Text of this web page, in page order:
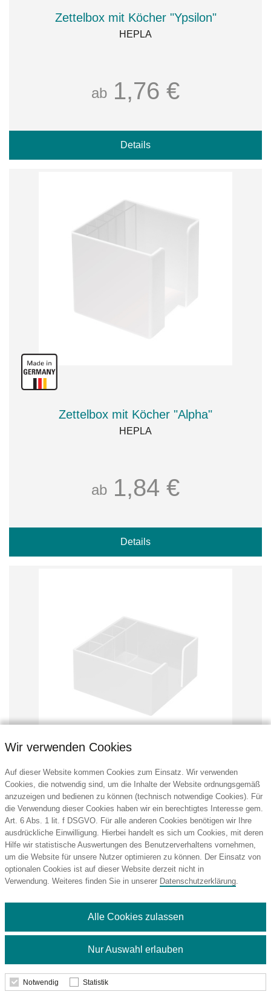
Zettelbox mit Köcher "Ypsilon"
HEPLA
ab 1,76 €
Details
Zettelbox mit Köcher "Alpha"
HEPLA
ab 1,84 €
Details
Zettelbox mit Köcher "Lambda"
HEPLA
ab 1,84 €
Details
Wir verwenden Cookies
Auf dieser Website kommen Cookies zum Einsatz. Wir verwenden
Cookies, die notwendig sind, um die Inhalte der Website ordnungsgemäß
anzuzeigen und bedienen zu können (technisch notwendige Cookies). Für
die Verwendung dieser Cookies haben wir ein berechtigtes Interesse gem.
Art. 6 Abs. 1 lit. f DSGVO. Für alle anderen Cookies benötigen wir Ihre
ausdrückliche Einwilligung. Hierbei handelt es sich um Cookies, mit deren
Hilfe wir statistische Auswertungen des Benutzerverhaltens vornehmen,
um die Website für unsere Nutzer optimieren zu können. Der Einsatz von
optionalen Cookies ist auf dieser Website derzeit nicht in
Verwendung. Weiteres finden Sie in unserer Datenschutzerklärung.
Nur Auswahl erlauben
Alle Cookies zulassen
Notwendig Statistik